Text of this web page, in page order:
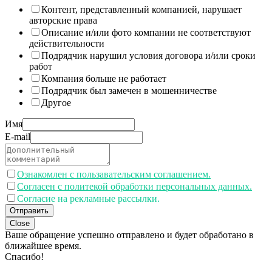
Контент, представленный компанией, нарушает
авторские права
Описание и/или фото компании не соответствуют
действительности
Подрядчик нарушил условия договора и/или сроки
работ
Компания больше не работает
Подрядчик был замечен в мошенничестве
Другое
Имя
E-mail
Ознакомлен с пользавательским соглашением.
Согласен с политекой обработки персональных данных.
Согласие на рекламные рассылки.
Отправить
Close
Ваше обращение успешно отправлено и будет обработано в
ближайшее время.
Спасибо!